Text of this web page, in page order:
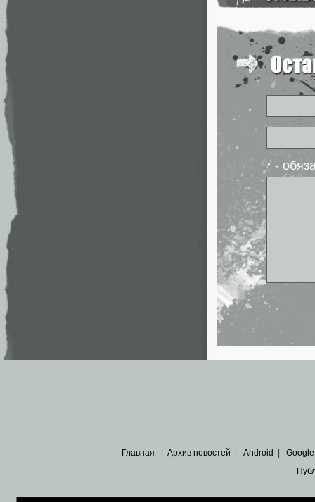
* -
Главная | Архив новостей | Android | Google